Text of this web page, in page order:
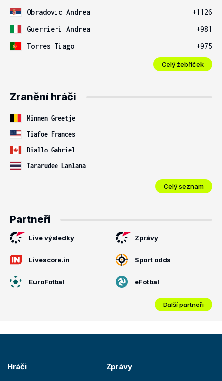
Obradovic Andrea
+1126
Guerrieri Andrea
+981
Torres Tiago
+975
Celý žebříček
Zranění hráči
Minnen Greetje
Tiafoe Frances
Diallo Gabriel
Tararudee Lanlana
Celý seznam
Partneři
Live výsledky Zprávy
Livescore.in Sport odds
EuroFotbal eFotbal
Další partneři
Hráči Zprávy